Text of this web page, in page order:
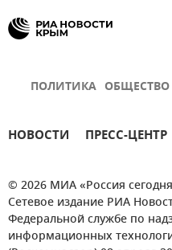
ПОЛИТИКА ОБЩЕСТВО
НОВОСТИ ПРЕСС-ЦЕНТР
© 2026 МИА «Россия
Сетевое издание РИА
Федеральной службе по
информационных